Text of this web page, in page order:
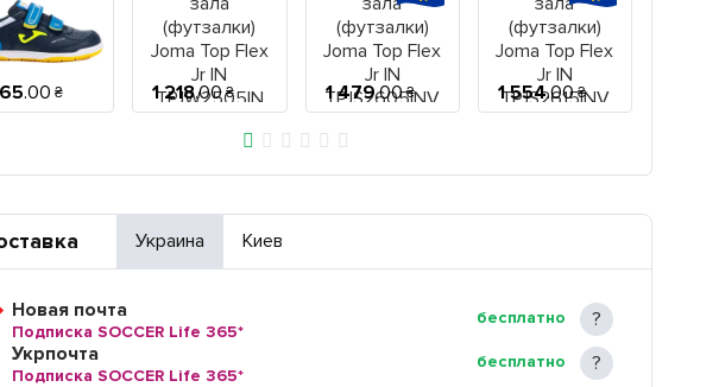
.00 ₴ 1 218.00 ₴ 1 479.00 ₴ 1 554.00 ₴
Украина Киев
Новая почта
Подписка SOCCER Life 365*
бесплатно
Укрпочта
Подписка SOCCER Life 365*
бесплатно